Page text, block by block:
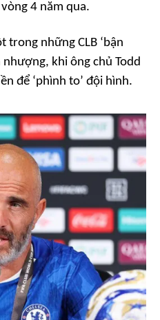
4 năm qua.
trong những CLB ‘bận
khi ông chủ Todd
để ‘phình to’ đội hình.